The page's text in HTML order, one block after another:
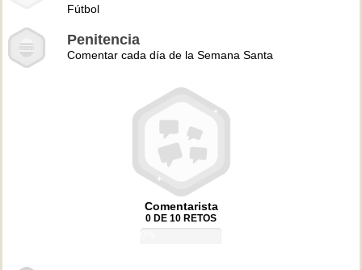
Fútbol
Penitencia
Comentar cada día de la Semana Santa
Comentarista
0 DE 10 RETOS